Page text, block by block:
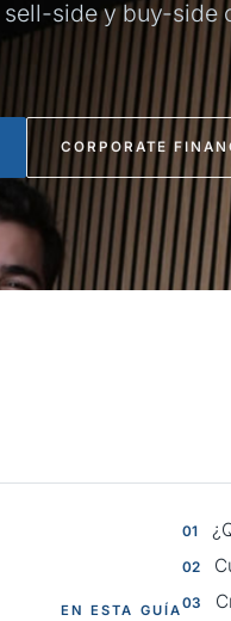
side y buy-side
CORPORATE
EN ESTA GUÍA